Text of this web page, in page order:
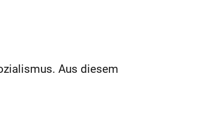
Aus diesem